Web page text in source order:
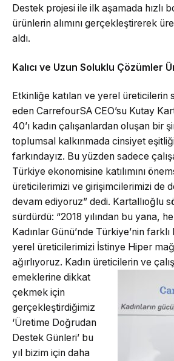
Destek projesi ile ilk aşamada hızlı
ürünlerin alımını gerçekleştirerek
aldı.
Kalıcı ve Uzun Soluklu Çözümler
Etkinliğe katılan ve yerel üreticilerin
eden CarrefourSA CEO’su Kutay
40’ı kadın çalışanlardan oluşan bir
toplumsal kalkınmada cinsiyet
farkındayız. Bu yüzden sadece
Türkiye ekonomisine katılımını
üreticilerimizi ve girişimcilerimizi de
devam ediyoruz” dedi. Kartallıoğlu
sürdürdü: “2018 yılından bu yana,
Kadınlar Günü’nde Türkiye’nin
yerel üreticilerimizi İstinye Hiper
ağırlıyoruz. Kadın üreticilerin ve çalı
emeklerine dikkat
çekmek için
gerçekleştirdiğimiz
‘Üretime Doğrudan
Destek Günleri’ bu
yıl bizim için daha